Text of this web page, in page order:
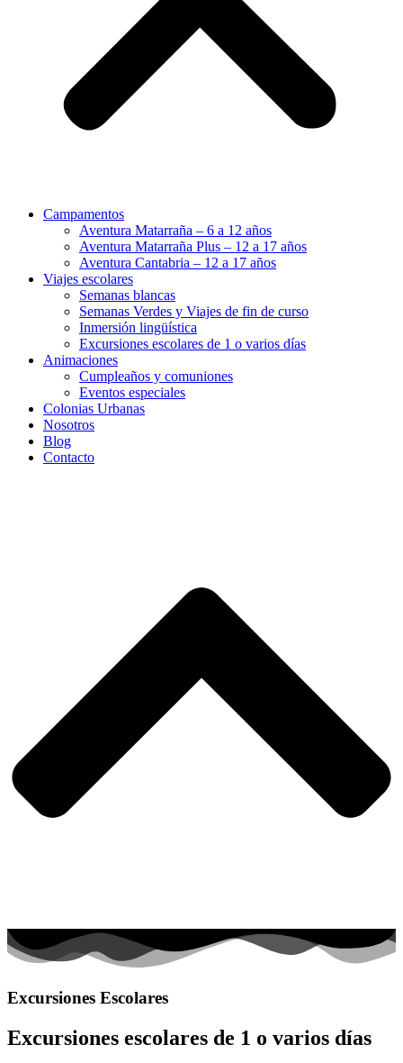
Campamentos
Aventura Matarraña – 6 a 12 años
Aventura Matarraña Plus – 12 a 17 años
Aventura Cantabria – 12 a 17 años
Viajes escolares
Semanas blancas
Semanas Verdes y Viajes de fin de curso
Inmersión lingüística
Excursiones escolares de 1 o varios días
Animaciones
Cumpleaños y comuniones
Eventos especiales
Colonias Urbanas
Nosotros
Blog
Contacto
Excursiones Escolares
Excursiones escolares de 1 o varios días